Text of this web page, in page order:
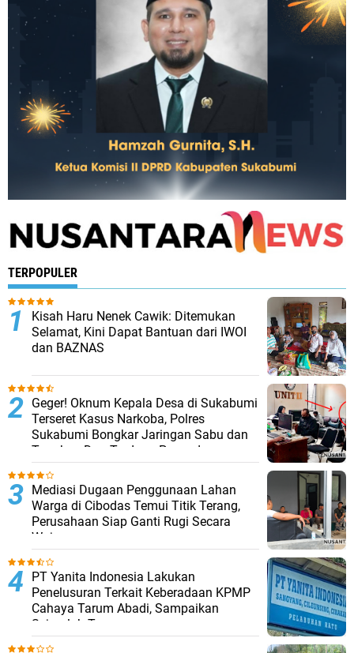
TERPOPULER
Kisah Haru Nenek Cawik: Ditemukan
Selamat, Kini Dapat Bantuan dari IWOI
dan BAZNAS
Geger! Oknum Kepala Desa di Sukabumi
Terseret Kasus Narkoba, Polres
Sukabumi Bongkar Jaringan Sabu dan
Tangkap Dua Terduga Pengedar
Mediasi Dugaan Penggunaan Lahan
Warga di Cibodas Temui Titik Terang,
Perusahaan Siap Ganti Rugi Secara
Wajar
PT Yanita Indonesia Lakukan
Penelusuran Terkait Keberadaan KPMP
Cahaya Tarum Abadi, Sampaikan
Sejumlah Temuan